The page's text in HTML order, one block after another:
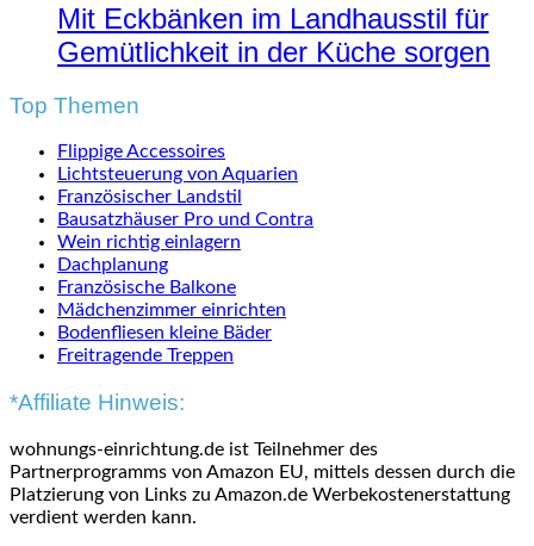
Mit Eckbänken im Landhausstil für
Gemütlichkeit in der Küche sorgen
Top Themen
Flippige Accessoires
Lichtsteuerung von Aquarien
Französischer Landstil
Bausatzhäuser Pro und Contra
Wein richtig einlagern
Dachplanung
Französische Balkone
Mädchenzimmer einrichten
Bodenfliesen kleine Bäder
Freitragende Treppen
*Affiliate Hinweis:
wohnungs-einrichtung.de ist Teilnehmer des
Partnerprogramms von Amazon EU, mittels dessen durch die
Platzierung von Links zu Amazon.de Werbekostenerstattung
verdient werden kann.